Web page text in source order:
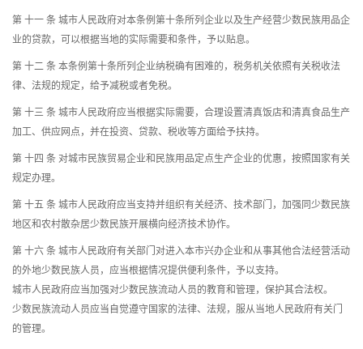
第 十一 条 城市人民政府对本条例第十条所列企业以及生产经营少数民族用品企
业的贷款，可以根据当地的实际需要和条件，予以贴息。
第 十二 条 本条例第十条所列企业纳税确有困难的，税务机关依照有关税收法
律、法规的规定，给予减税或者免税。
第 十三 条 城市人民政府应当根据实际需要，合理设置清真饭店和清真食品生产
加工、供应网点，并在投资、贷款、税收等方面给予扶持。
第 十四 条 对城市民族贸易企业和民族用品定点生产企业的优惠，按照国家有关
规定办理。
第 十五 条 城市人民政府应当支持并组织有关经济、技术部门，加强同少数民族
地区和农村散杂居少数民族开展横向经济技术协作。
第 十六 条 城市人民政府有关部门对进入本市兴办企业和从事其他合法经营活动
的外地少数民族人员，应当根据情况提供便利条件，予以支持。
城市人民政府应当加强对少数民族流动人员的教育和管理，保护其合法权。
少数民族流动人员应当自觉遵守国家的法律、法规，服从当地人民政府有关门
的管理。